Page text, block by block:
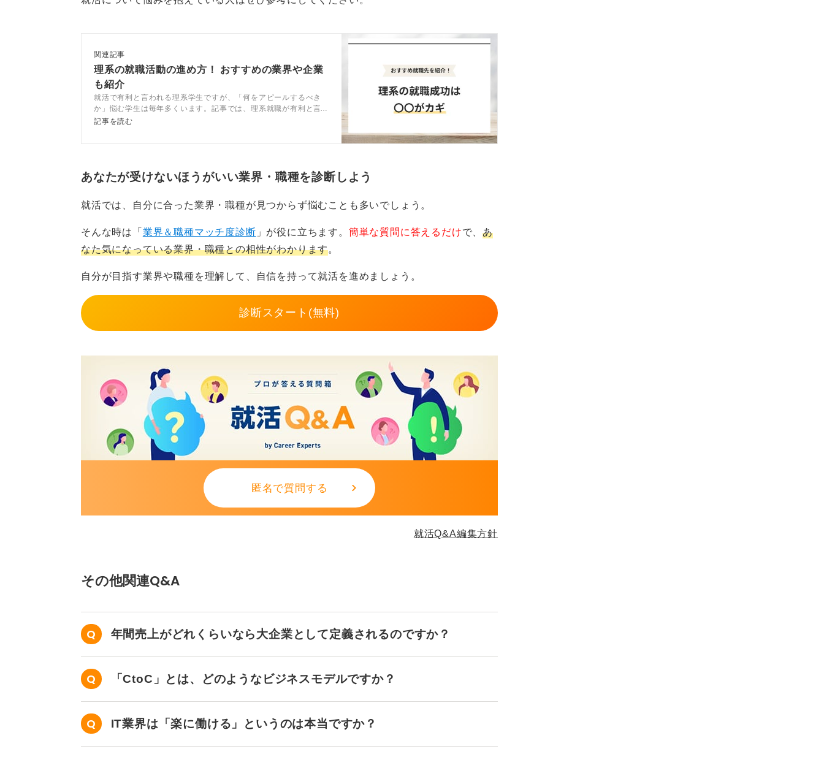
もあります。理系特有の論理的思考力は、現在の行政運営において非常に重宝さ
れています。
最近ではデジタル区分の採用も増えており、専門試験は努力が結果に直結しやす
い分野です。
民間企業ではなかなか味わえない大規模な仕事に若いうちから携われるのは、技
「自分の強みを社会のためにどう使いたいか」を軸に、進路を選んでみてくださ
0
関連記事
理系の就職活動の進め方！ おすすめの業界や企業
も紹介
就活で有利と言われる理系学生ですが、「何をアピールするべき
か」悩む学生は毎年多くいます。記事では、理系就職が有利と言
われる理由や活かすべき強み、おすすめの就職先を解説します。
記事を読む
あなたが受けないほうがいい業界・職種を診断しよう
就活では、自分に合った業界・職種が見つからず悩むことも多いでしょう。
そんな時は「 業界＆職種マッチ度診断 」が役に立ちます。 簡単な質問に答えるだけで、あ
なた気になっている業界・職種との相性がわかります。
自分が目指す業界や職種を理解して、自信を持って就活を進めましょう。
診断スタート(無料)
匿名で質問する
就活Q&A編集方針
その他関連Q&A
年間売上がどれくらいなら大企業として定義されるのですか？
「CtoC」とは、どのようなビジネスモデルですか？
IT業界は「楽に働ける」というのは本当ですか？